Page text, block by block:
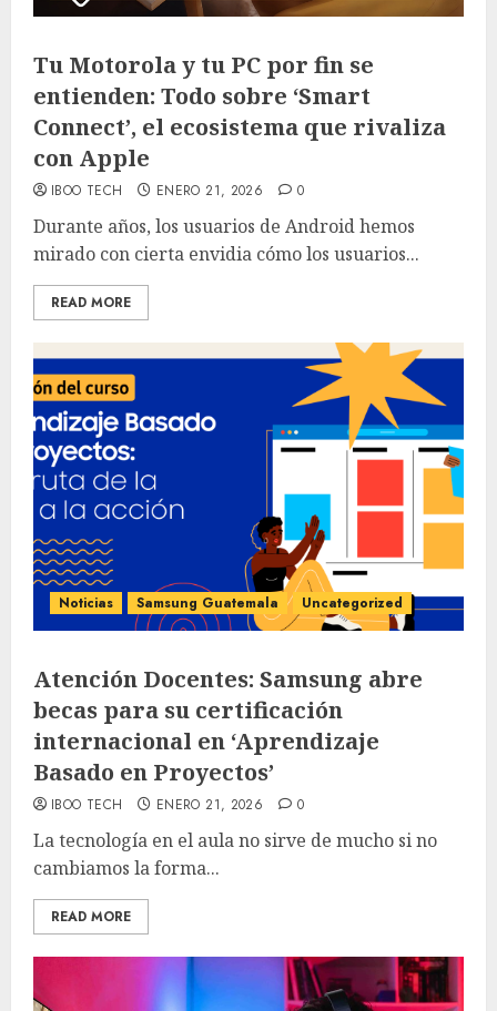
Tu Motorola y tu PC por fin se
entienden: Todo sobre ‘Smart
Connect’, el ecosistema que rivaliza
con Apple
IBOO TECH ENERO 21, 2026 0
Durante años, los usuarios de Android hemos
mirado con cierta envidia cómo los usuarios...
READ MORE
Noticias Samsung Guatemala Uncategorized
Atención Docentes: Samsung abre
becas para su certificación
internacional en ‘Aprendizaje
Basado en Proyectos’
IBOO TECH ENERO 21, 2026 0
La tecnología en el aula no sirve de mucho si no
cambiamos la forma...
READ MORE